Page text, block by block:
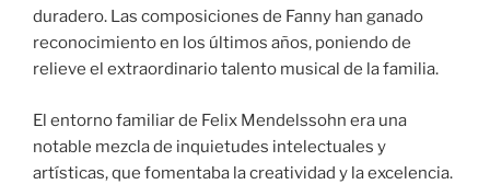
duradero. Las composiciones de Fanny han ganado
reconocimiento en los últimos años, poniendo de
relieve el extraordinario talento musical de la familia.
El entorno familiar de Felix Mendelssohn era una
notable mezcla de inquietudes intelectuales y
artísticas, que fomentaba la creatividad y la excelencia.